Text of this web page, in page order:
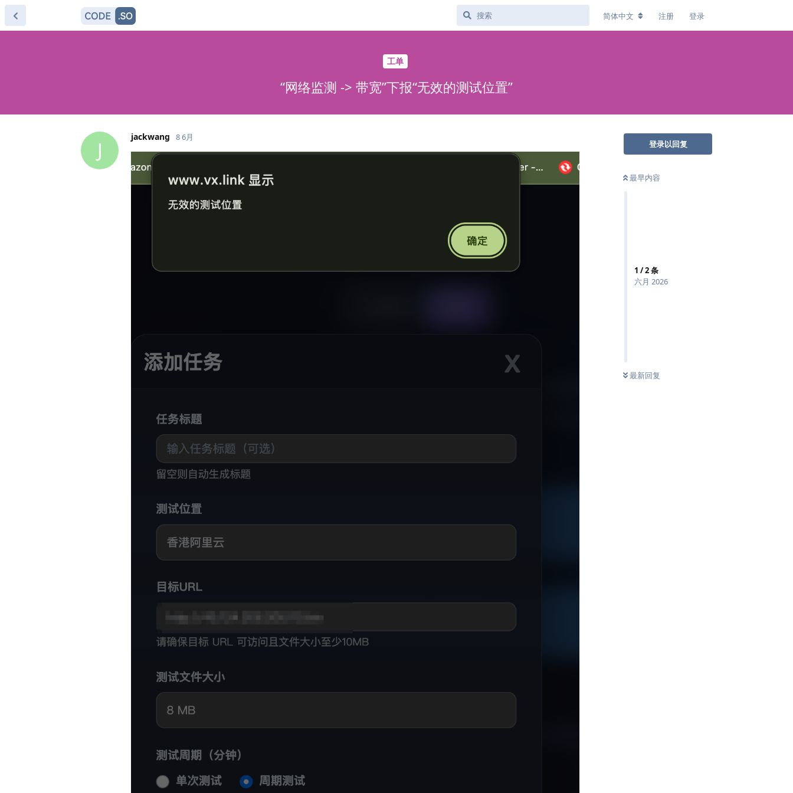
简体中文 注册 登录
工单
“网络监测 -> 带宽”下报“无效的测试位置”
登录以回复
最早内容
1 /2条
六月 2026
最新回复
J
jackwang 8 6月